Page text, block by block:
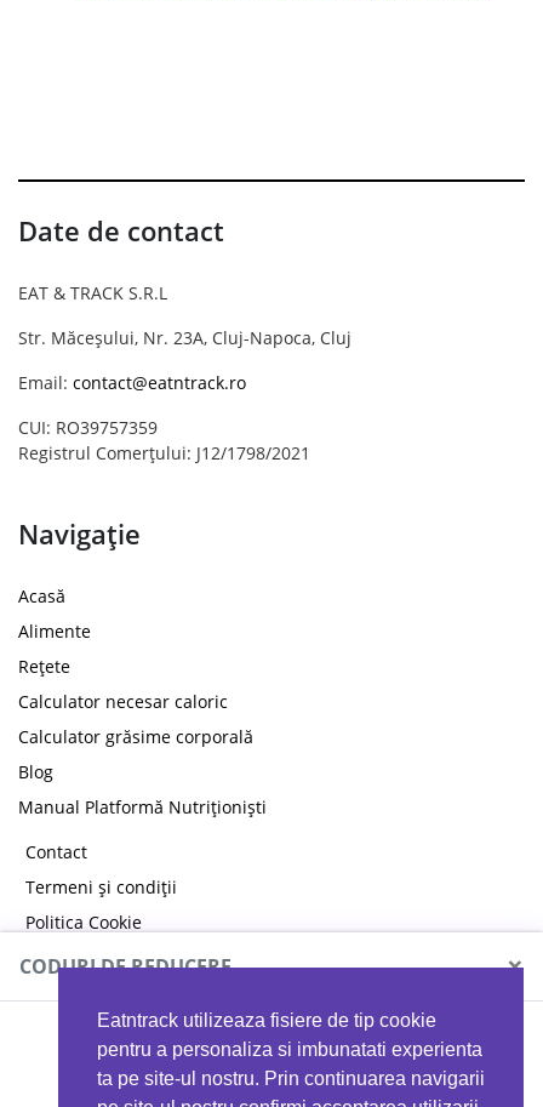
Eatntrack utilizeaza fisiere de tip cookie
pentru a personaliza si imbunatati experienta
ta pe site-ul nostru. Prin continuarea navigarii
Date de contact
EAT & TRACK S.R.L
Str. Măceșului, Nr. 23A, Cluj-Napoca, Cluj
Email: contact@eatntrack.ro
CUI: RO39757359
Registrul Comerțului: J12/1798/2021
Navigație
Acasă
Alimente
Rețete
Calculator necesar caloric
Calculator grăsime corporală
Blog
Manual Platformă Nutriționiști
Contact
Termeni și condiții
Politica Cookie
Politica de confidențialitate
CODURI DE REDUCERE ×
MYPROTEIN